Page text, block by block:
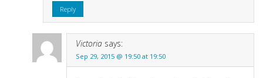
Reply
Victoria says:
Sep 29, 2015 @ 19:50 at 19:50